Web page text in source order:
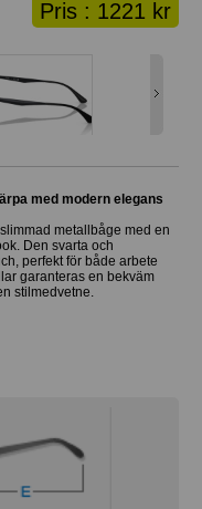
Lånekorg: 0 bågar
Pris : 1221 kr
med modern elegans
metallbåge med en
Den svarta och
perfekt för både arbete
garanteras en bekväm
stilmedvetne.